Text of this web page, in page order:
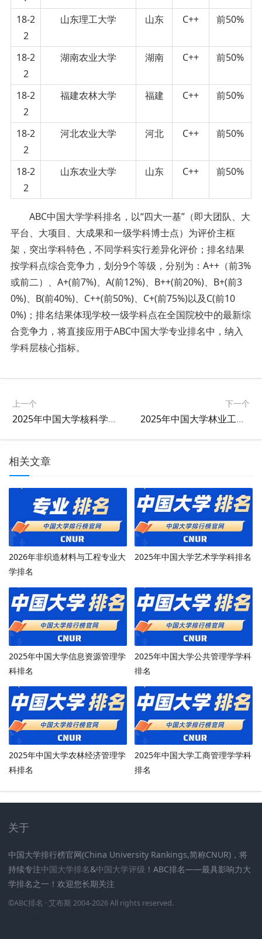
18-2
2
山东理工大学 山东 C++ 前50%
18-2
2
湖南农业大学 湖南 C++ 前50%
18-2
2
福建农林大学 福建 C++ 前50%
18-2
2
河北农业大学 河北 C++ 前50%
18-2
2
山东农业大学 山东 C++ 前50%
ABC中国大学学科排名，以“四大一基”（即大团队、大
平台、大项目、大成果和一级学科博士点）为评价主框
架，突出学科特色，不同学科实行差异化评价；排名结果
按学科点综合竞争力，划分9个等级，分别为：A++（前3%
或前二）、A+(前7%)、A(前12%)、B++(前20%)、B+(前3
0%)、B(前40%)、C++(前50%)、C+(前75%)以及C(前10
0%)；排名结果体现学校一级学科点在全国院校中的最新综
合竞争力，将直接应用于ABC中国大学专业排名中，纳入
学科层核心指标。
上一个
2025年中国大学核科学与技术学科排名
下一个
2025年中国大学林业工程学科排名
相关文章
2026年非织造材料与工程专业大
学排名
2025年中国大学艺术学学科排名
2025年中国大学信息资源管理学
科排名
2025年中国大学公共管理学学科
排名
2025年中国大学农林经济管理学
科排名
2025年中国大学工商管理学学科
排名
关于
中国大学排行榜官网(China University Rankings,简称CNUR)，将
持续专注中国大学排名&中国大学评级 ！ABC排名——最具影响力大
学排名之一！欢迎您长期关注
©ABC排名 · 艾布斯 2004-2026 All rights reserved.